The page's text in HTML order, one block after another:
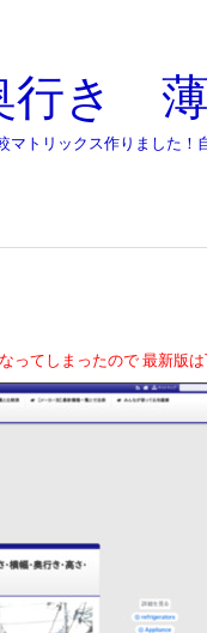
き 薄
マトリックス作りました
ってしまったので 最新版